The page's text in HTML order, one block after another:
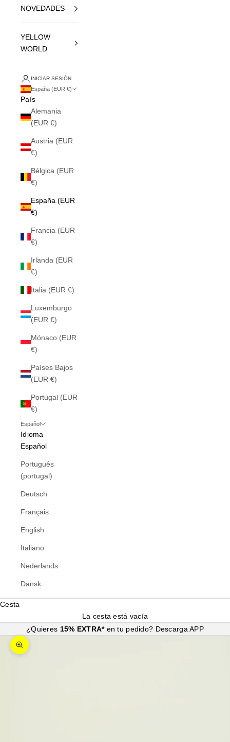
NOVEDADES
YELLOW
WORLD
INICIAR SESIÓN
España (EUR €)
País
Alemania
(EUR €)
Austria (EUR
€)
Bélgica (EUR
€)
España (EUR
€)
Francia (EUR
€)
Irlanda (EUR
€)
Italia (EUR €)
Luxemburgo
(EUR €)
Mónaco (EUR
€)
Países Bajos
(EUR €)
Portugal (EUR
€)
Español
Idioma
Español
Português
(portugal)
Deutsch
Français
English
Italiano
Nederlands
Dansk
Cesta
La cesta está vacía
¿Quieres 15% EXTRA* en tu pedido? Descarga APP
Zoom